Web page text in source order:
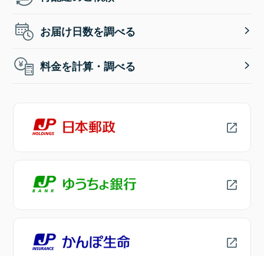
お届け日数を調べる
料金を計算・調べる